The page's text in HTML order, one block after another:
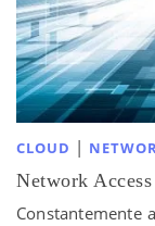
CLOUD |
Network
Constantemente